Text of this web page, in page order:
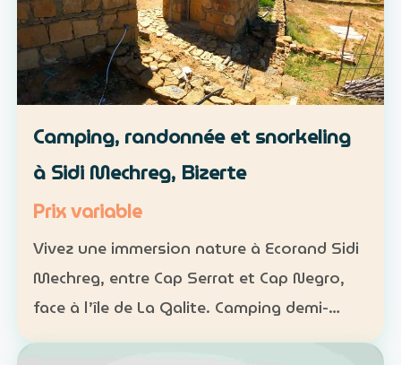
Camping, randonnée et snorkeling
à Sidi Mechreg, Bizerte
Prix variable
Vivez une immersion nature à Ecorand Sidi
Mechreg, entre Cap Serrat et Cap Negro,
face à l’île de La Galite. Camping demi-
pension : 65 DT Camping pension complète